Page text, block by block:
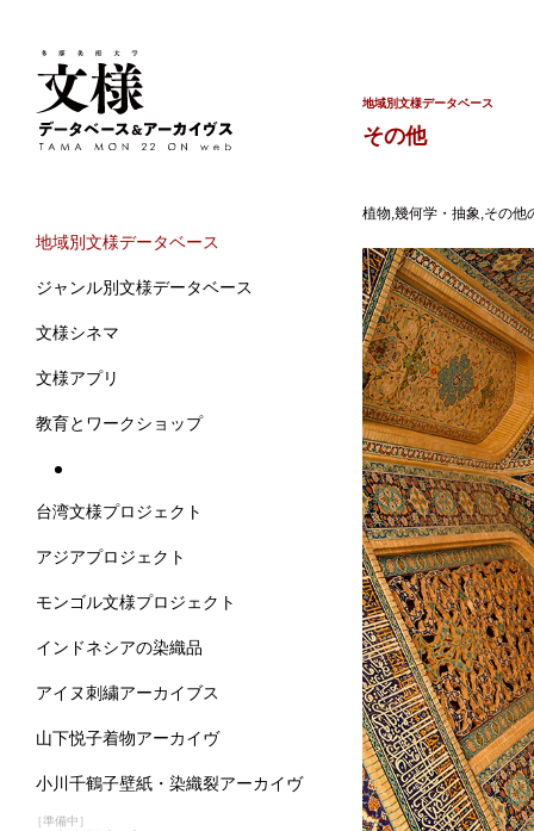
地域別文様データベース
ジャンル別文様データベース
文様シネマ
文様アプリ
教育とワークショップ
台湾文様プロジェクト
アジアプロジェクト
モンゴル文様プロジェクト
インドネシアの染織品
アイヌ刺繍アーカイブス
山下悦子着物アーカイヴ
小川千鶴子壁紙・染織裂アーカイヴ
［準備中］
地域別文様データベース
その他
植物,幾何学・抽象,その他